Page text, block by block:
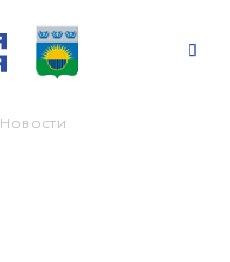
Новости